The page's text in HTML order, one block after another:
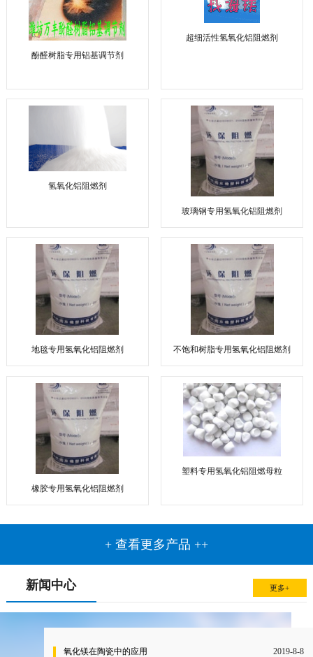
酚醛树脂专用铝基调节剂
超细活性氢氧化铝阻燃剂
氢氧化铝阻燃剂
玻璃钢专用氢氧化铝阻燃剂
地毯专用氢氧化铝阻燃剂 不饱和树脂专用氢氧化铝阻燃剂
橡胶专用氢氧化铝阻燃剂
塑料专用氢氧化铝阻燃母粒
+ 查看更多产品 ++
新闻中心 更多+
氧化镁在陶瓷中的应用 2019-8-8